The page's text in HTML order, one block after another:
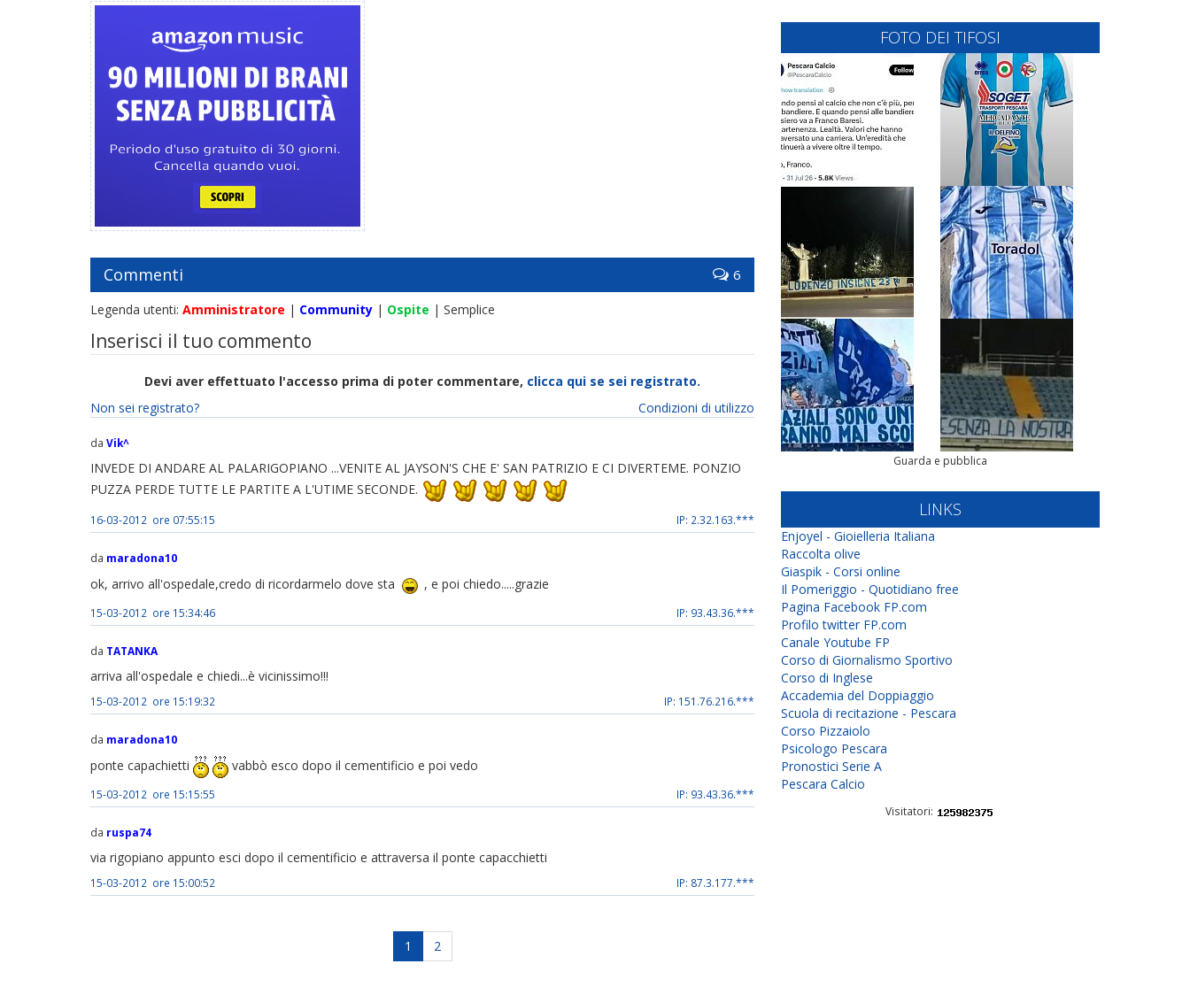
Commenti 6
Legenda utenti: Amministratore | Community | Ospite | Semplice
Inserisci il tuo commento
Devi aver effettuato l'accesso prima di poter commentare, clicca qui se sei registrato.
Condizioni di utilizzo
Non sei registrato?
da Vik^
INVEDE DI ANDARE AL PALARIGOPIANO ...VENITE AL JAYSON'S CHE E' SAN PATRIZIO E CI DIVERTEME. PONZIO
PUZZA PERDE TUTTE LE PARTITE A L'UTIME SECONDE.
16-03-2012 ore 07:55:15 IP: 2.32.163.***
da maradona10
ok, arrivo all'ospedale,credo di ricordarmelo dove sta , e poi chiedo.....grazie
15-03-2012 ore 15:34:46 IP: 93.43.36.***
da TATANKA
arriva all'ospedale e chiedi...è vicinissimo!!!
15-03-2012 ore 15:19:32 IP: 151.76.216.***
da maradona10
ponte capachietti vabbò esco dopo il cementificio e poi vedo
15-03-2012 ore 15:15:55 IP: 93.43.36.***
da ruspa74
via rigopiano appunto esci dopo il cementificio e attraversa il ponte capacchietti
15-03-2012 ore 15:00:52 IP: 87.3.177.***
1 2
FOTO DEI TIFOSI
Guarda e pubblica
LINKS
Enjoyel - Gioielleria Italiana
Raccolta olive
Giaspik - Corsi online
Il Pomeriggio - Quotidiano free
Pagina Facebook FP.com
Profilo twitter FP.com
Canale Youtube FP
Corso di Giornalismo Sportivo
Corso di Inglese
Accademia del Doppiaggio
Scuola di recitazione - Pescara
Corso Pizzaiolo
Psicologo Pescara
Pronostici Serie A
Pescara Calcio
Visitatori: